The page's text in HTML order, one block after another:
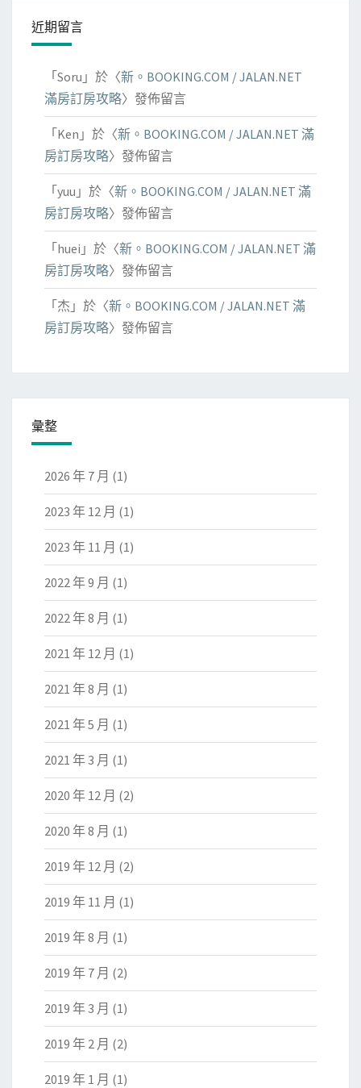
近期留言
「 Soru 」於〈新。BOOKING.COM / JALAN.NET
滿房訂房攻略〉發佈留言
「 Ken 」於〈新。BOOKING.COM / JALAN.NET 滿
房訂房攻略〉發佈留言
「 yuu 」於〈新。BOOKING.COM / JALAN.NET 滿
房訂房攻略〉發佈留言
「 huei 」於〈新。BOOKING.COM / JALAN.NET 滿
房訂房攻略〉發佈留言
「 杰 」於〈新。BOOKING.COM / JALAN.NET 滿
房訂房攻略〉發佈留言
彙整
2026 年 7 月 (1)
2023 年 12 月 (1)
2023 年 11 月 (1)
2022 年 9 月 (1)
2022 年 8 月 (1)
2021 年 12 月 (1)
2021 年 8 月 (1)
2021 年 5 月 (1)
2021 年 3 月 (1)
2020 年 12 月 (2)
2020 年 8 月 (1)
2019 年 12 月 (2)
2019 年 11 月 (1)
2019 年 8 月 (1)
2019 年 7 月 (2)
2019 年 3 月 (1)
2019 年 2 月 (2)
2019 年 1 月 (1)